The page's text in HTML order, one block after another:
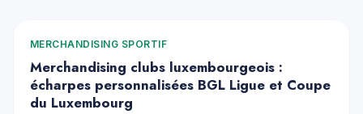
MERCHANDISING SPORTIF
Merchandising clubs luxembourgeois :
écharpes personnalisées BGL Ligue et Coupe
du Luxembourg